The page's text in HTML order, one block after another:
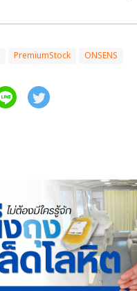
PremiumStock ONSENS